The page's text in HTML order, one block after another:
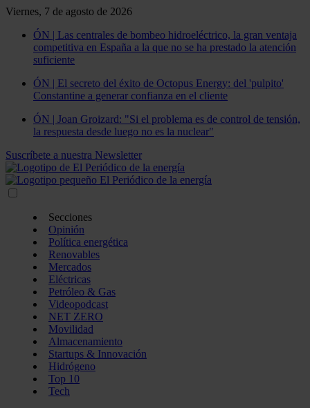
Viernes, 7 de agosto de 2026
ÓN | Las centrales de bombeo hidroeléctrico, la gran ventaja
competitiva en España a la que no se ha prestado la atención
suficiente
ÓN | El secreto del éxito de Octopus Energy: del 'pulpito'
Constantine a generar confianza en el cliente
ÓN | Joan Groizard: "Si el problema es de control de tensión,
la respuesta desde luego no es la nuclear"
Suscríbete a nuestra Newsletter
Secciones
Opinión
Política energética
Renovables
Mercados
Eléctricas
Petróleo & Gas
Videopodcast
NET ZERO
Movilidad
Almacenamiento
Startups & Innovación
Hidrógeno
Top 10
Tech